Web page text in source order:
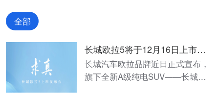
全部
长城欧拉5将于12月16日上市，
发布会五大看点提前揭秘！
长城汽车欧拉品牌近日正式宣布，
旗下全新A级纯电SUV——长城欧